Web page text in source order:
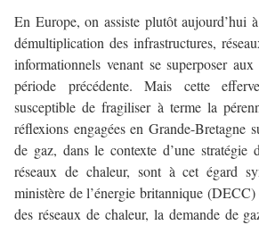
En Europe, on assiste plutôt aujourd’hui
démultiplication des infrastructures,
informationnels venant se superposer
période précédente. Mais cette
susceptible de fragiliser à terme la
réflexions engagées en Grande-Bretagne
de gaz, dans le contexte d’une stratégie
réseaux de chaleur, sont à cet égard
ministère de l’énergie britannique (DECC)
des réseaux de chaleur, la demande de